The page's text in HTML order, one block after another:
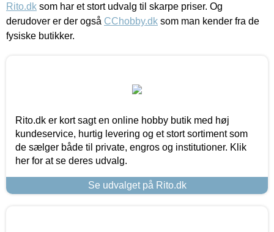
Rito.dk som har et stort udvalg til skarpe priser. Og
derudover er der også CChobby.dk som man kender fra de
fysiske butikker.
Rito.dk er kort sagt en online hobby butik med høj
kundeservice, hurtig levering og et stort sortiment som
de sælger både til private, engros og institutioner. Klik
her for at se deres udvalg.
Se udvalget på Rito.dk